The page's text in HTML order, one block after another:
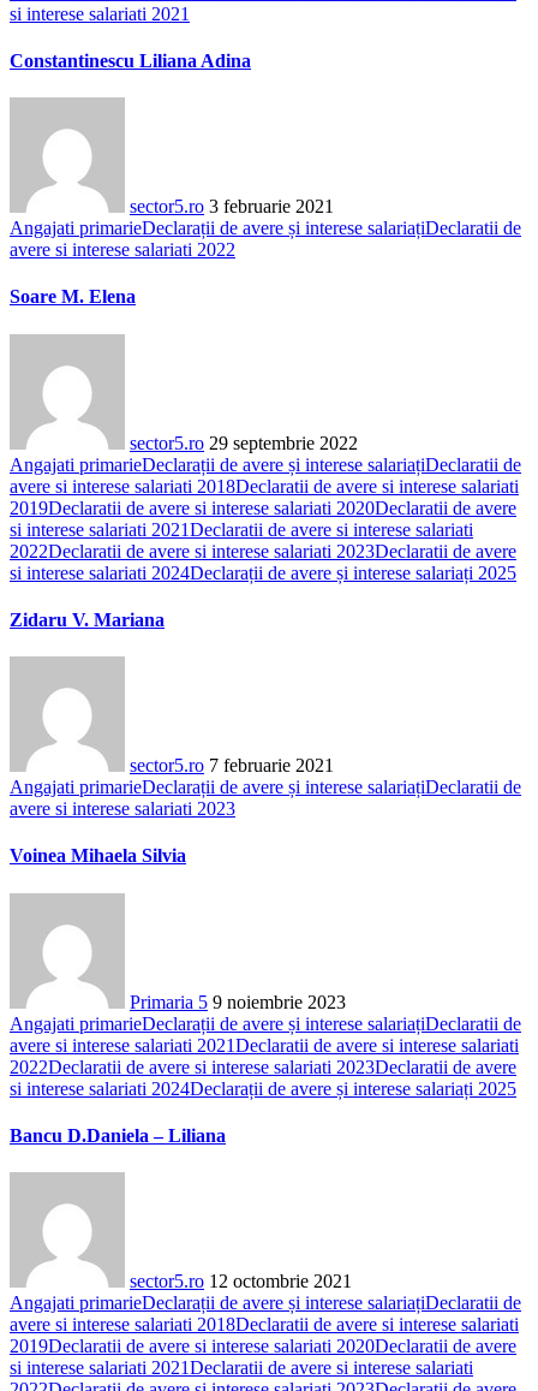
si interese salariati 2021
Constantinescu Liliana Adina
sector5.ro 3 februarie 2021
Angajati primarieDeclarații de avere și interese salariațiDeclaratii de
avere si interese salariati 2022
Soare M. Elena
sector5.ro 29 septembrie 2022
Angajati primarieDeclarații de avere și interese salariațiDeclaratii de
avere si interese salariati 2018Declaratii de avere si interese salariati
2019Declaratii de avere si interese salariati 2020Declaratii de avere
si interese salariati 2021Declaratii de avere si interese salariati
2022Declaratii de avere si interese salariati 2023Declaratii de avere
si interese salariati 2024Declarații de avere și interese salariați 2025
Zidaru V. Mariana
sector5.ro 7 februarie 2021
Angajati primarieDeclarații de avere și interese salariațiDeclaratii de
avere si interese salariati 2023
Voinea Mihaela Silvia
Primaria 5 9 noiembrie 2023
Angajati primarieDeclarații de avere și interese salariațiDeclaratii de
avere si interese salariati 2021Declaratii de avere si interese salariati
2022Declaratii de avere si interese salariati 2023Declaratii de avere
si interese salariati 2024Declarații de avere și interese salariați 2025
Bancu D.Daniela – Liliana
sector5.ro 12 octombrie 2021
Angajati primarieDeclarații de avere și interese salariațiDeclaratii de
avere si interese salariati 2018Declaratii de avere si interese salariati
2019Declaratii de avere si interese salariati 2020Declaratii de avere
si interese salariati 2021Declaratii de avere si interese salariati